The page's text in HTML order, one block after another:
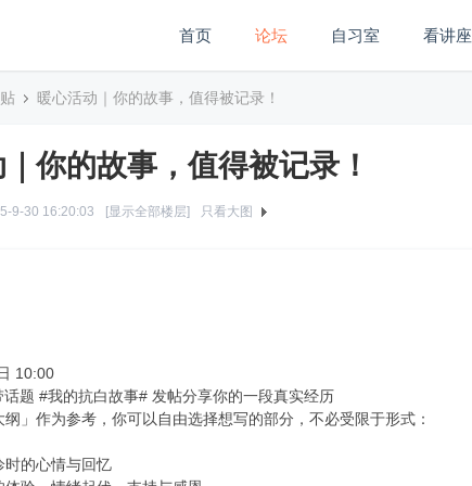
首页 论坛 自习室 看讲座
暖心活动｜你的故事，值得被记录！
你的故事，值得被记录！
9-30 16:20:03 [显示全部楼层] 只看大图
10:00
题 #我的抗白故事# 发帖分享你的一段真实经历
」作为参考，你可以自由选择想写的部分，不必受限于形式：
的心情与回忆